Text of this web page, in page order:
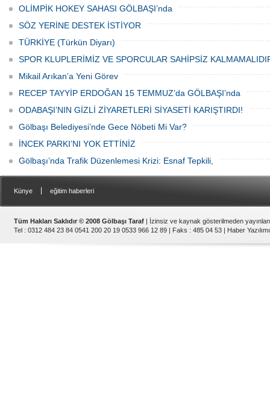
adeta başka bir noktaya taşıyor
önünde lokma ikramı gerçekleştirildi.
Düzenlenen hayra çok sayıda siyasi
temsilci, sivil toplum kuruluşu üyeleri ve
OLİMPİK HOKEY SAHASI GÖLBAŞI’nda
SÖZ YERİNE DESTEK İSTİYOR
TÜRKİYE (Türkün Diyarı)
SPOR KLUPLERİMİZ VE SPORCULAR SAHİPSİZ
Mikail Arıkan’a Yeni Görev
RECEP TAYYİP ERDOĞAN 15 TEMMUZ’da GÖLBAŞI’nda
ODABAŞI’NIN GİZLİ ZİYARETLERİ SİYASETİ KARIŞTIRDI!
Gölbaşı Belediyesi’nde Gece Nöbeti Mi Var?
İNCEK PARKI’NI YOK ETTİNİZ
Gölbaşı’nda Trafik Düzenlemesi Krizi: Esnaf Tepkili,
Künye eğitim haberleri
Tüm Hakları Saklıdır © 2008 Gölbaşı Taraf | İzinsiz ve kaynak gösterilmeden
Tel : 0312 484 23 84 0541 200 20 19 0533 966 12 89 | Faks : 485 04 53 | Haber Yazılımı